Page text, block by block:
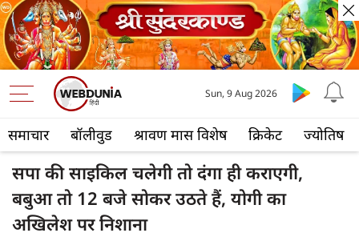
समाचार बॉलीवुड श्रावण मास विशेष क्रिकेट ज्योतिष
Sun, 9 Aug 2026
सपा की साइकिल चलेगी तो दंगा ही कराएगी,
बबुआ तो 12 बजे सोकर उठते हैं, योगी का
अखिलेश पर निशाना